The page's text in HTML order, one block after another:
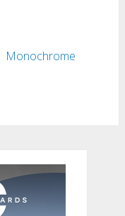
Monochrome